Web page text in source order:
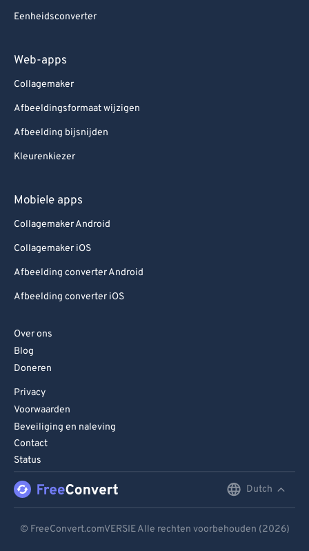
Eenheidsconverter
Web-apps
Collagemaker
Afbeeldingsformaat wijzigen
Afbeelding bijsnijden
Kleurenkiezer
Mobiele apps
Collagemaker Android
Collagemaker iOS
Afbeelding converter Android
Afbeelding converter iOS
Over ons
Blog
Doneren
Privacy
Voorwaarden
Beveiliging en naleving
Contact
Status
Dutch
© FreeConvert.comVERSIE Alle rechten voorbehouden (2026)